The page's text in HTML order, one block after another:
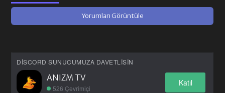
Yorumları Görüntüle
DISCORD SUNUCUMUZA DAVETLISIN
ANIZM TV
526 Çevrimiçi
Katıl